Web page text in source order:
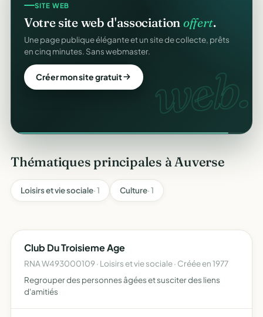
web.
SITE WEB
Votre site web d'association offert.
Une page publique élégante et un site de collecte, prêts
en cinq minutes. Sans webmaster.
Créer mon site gratuit
Thématiques principales à Auverse
Loisirs et vie sociale· 1 Culture· 1
Club Du Troisieme Age
RNA W493000109 · Loisirs et vie sociale · Créée en 1977
Regrouper des personnes âgées et susciter des liens
d'amitiés